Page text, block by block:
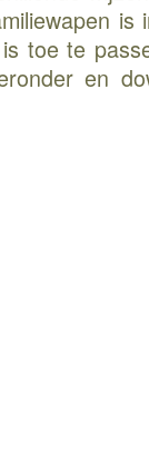
is
toe te
en